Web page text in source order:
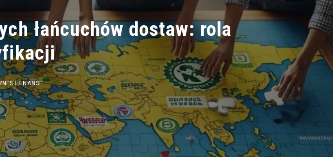
łańcuchów dostaw: rola
I FINANSE